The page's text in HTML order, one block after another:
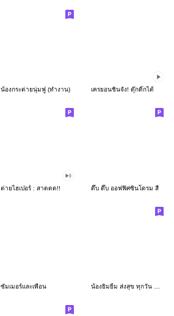
น้องกระต่ายนุ่มฟู (ทำงาน) เครยอนชินจัง! ดุ๊กดิ๊กได้
ต่ายไฮเปอร์ : สาดดด!! ดึ๊บ ดึ๊บ ออฟฟิศซินโดรม สี่
ซัมเมอร์และเพื่อน